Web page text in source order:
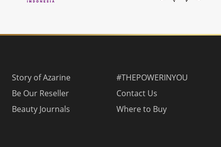
Story of Azarine
Be Our Reseller
Beauty Journals
#THEPOWERINYOU
Contact Us
Where to Buy